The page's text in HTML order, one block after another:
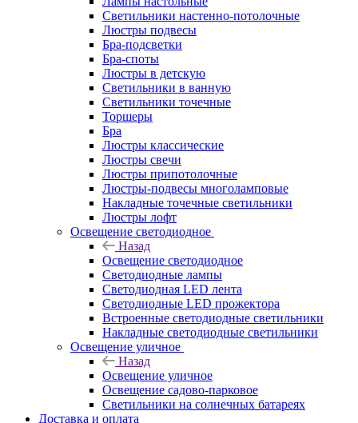
Светильники настенно-потолочные
Люстры подвесы
Бра-подсветки
Бра-споты
Люстры в детскую
Светильники в ванную
Светильники точечные
Торшеры
Бра
Люстры классические
Люстры свечи
Люстры припотолочные
Люстры-подвесы многоламповые
Накладные точечные светильники
Люстры лофт
Освещение светодиодное
Назад
Освещение светодиодное
Светодиодные лампы
Светодиодная LED лента
Светодиодные LED прожектора
Встроенные светодиодные светильники
Накладные светодиодные светильники
Освещение уличное
Назад
Освещение уличное
Освещение садово-парковое
Светильники на солнечных батареях
Доставка и оплата